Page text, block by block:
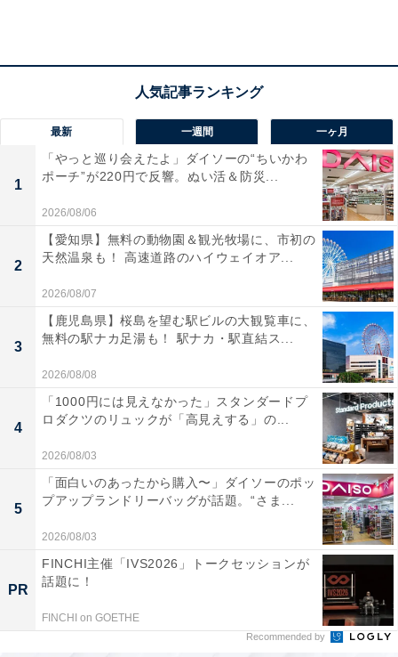
この夏ひとつは持っておきたいのが、トレンドのリネン
素材を使用したアイテム。なかでもおすすめなのは、き
れいめなリネンブレンドAラインブラウスです。
こちらは首元が詰まっていて品よく見える上、つかず離
れずのAラインシルエットでさりげなく体型カバーして
くれて、大人の女性が着やすいデザインになっていま
最新 一週間 一ヶ月
1
「やっと巡り会えたよ」ダイソーの“ちいかわ
ポーチ”が220円で反響。ぬい活＆防災...
2026/08/06
2
【愛知県】無料の動物園＆観光牧場に、市初の
天然温泉も！ 高速道路のハイウェイオア...
2026/08/07
3
【鹿児島県】桜島を望む駅ビルの大観覧車に、
無料の駅ナカ足湯も！ 駅ナカ・駅直結ス...
2026/08/08
4
「1000円には見えなかった」スタンダードプ
ロダクツのリュックが「高見えする」の...
2026/08/03
5
「面白いのあったから購入〜」ダイソーのポッ
プアップランドリーバッグが話題。“さま...
2026/08/03
PR
FINCHI主催「IVS2026」トークセッションが
話題に！
FINCHI on GOETHE
Recommended by